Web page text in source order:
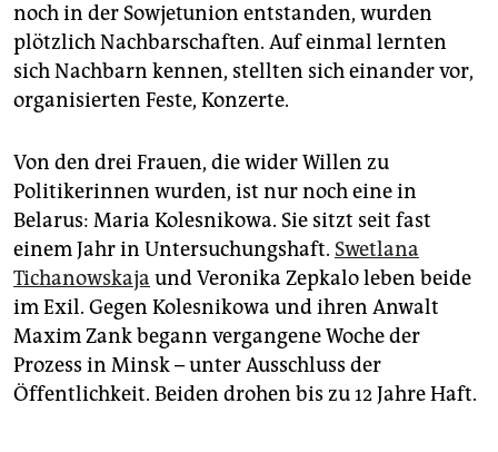
noch in der Sowjetunion entstanden, wurden
plötzlich Nachbarschaften. Auf einmal lernten
sich Nachbarn kennen, stellten sich einander vor,
organisierten Feste, Konzerte.
Von den drei Frauen, die wider Willen zu
Politikerinnen wurden, ist nur noch eine in
Belarus: Maria Kolesnikowa. Sie sitzt seit fast
einem Jahr in Untersuchungshaft. Swetlana
Tichanowskaja und Veronika Zepkalo leben beide
im Exil. Gegen Kolesnikowa und ihren Anwalt
Maxim Zank begann vergangene Woche der
Prozess in Minsk – unter Ausschluss der
Öffentlichkeit. Beiden drohen bis zu 12 Jahre Haft.